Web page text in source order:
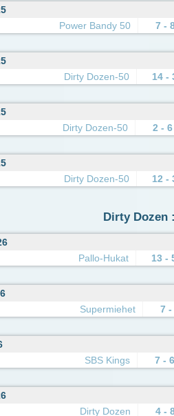
Power Bandy 50 7 -
Dirty Dozen-50 14 -
Dirty Dozen-50 2 - 6
Dirty Dozen-50 12 -
Dirty Dozen
Pallo-Hukat 13 -
Supermiehet 7 -
SBS Kings 7 - 6
Dirty Dozen 4 -